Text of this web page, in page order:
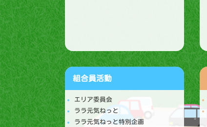
組合員活動
エリア委員会
ララ元気ねっと
ララ元気ねっと特別企画